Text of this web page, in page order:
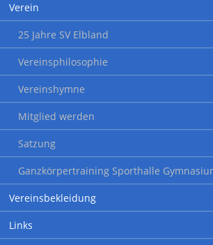
Verein
25 Jahre SV Elbland
Vereinsphilosophie
Vereinshymne
Mitglied werden
Satzung
Ganzkörpertraining Sporthalle
Vereinsbekleidung
Links